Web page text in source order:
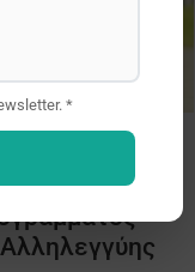
των
Erasmus+
*